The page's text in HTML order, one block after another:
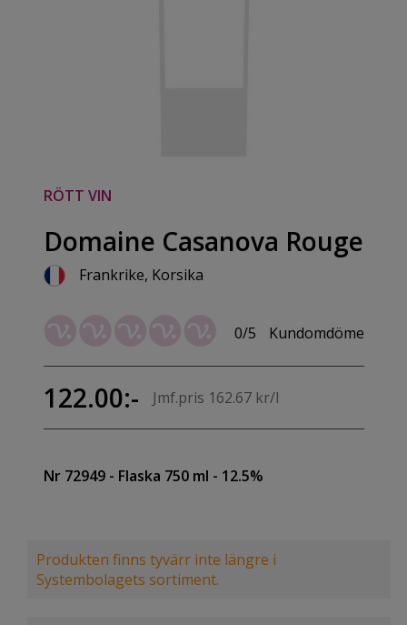
RÖTT VIN
Domaine Casanova Rouge
Frankrike, Korsika
0/5 Kundomdöme
122.00:- Jmf.pris 162.67 kr/l
Nr 72949 - Flaska 750 ml - 12.5%
Produkten finns tyvärr inte längre i
Systembolagets sortiment.